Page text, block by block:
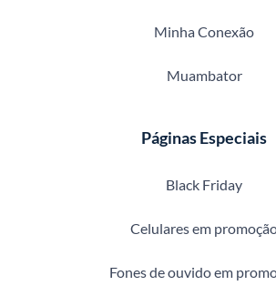
Minha Conexão
Muambator
Páginas Especiais
Black Friday
Celulares em
Fones de ouvido em